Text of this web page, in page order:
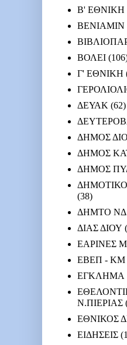
Β' ΕΘΝΙΚΗ
ΒΕΝΙΑΜΙΝ
ΒΟΛΕΙ
Γ' ΕΘΝΙΚΗ
ΔΕΥΑΚ (62)
ΔΗΜΟΣ
ΔΗΜΟΣ
ΔΗΜΟΣ
(38)
ΔΗΜΤΟ ΝΔ
ΔΙΑΣ ΔΙΟΥ
ΕΑΡΙΝΕΣ
ΕΒΕΠ - ΚΜ
ΕΓΚΛΗΜΑ
Ν.ΠΙΕΡΙΑΣ
ΕΘΝΙΚΟΣ
ΕΙΔΗΣΕΙΣ